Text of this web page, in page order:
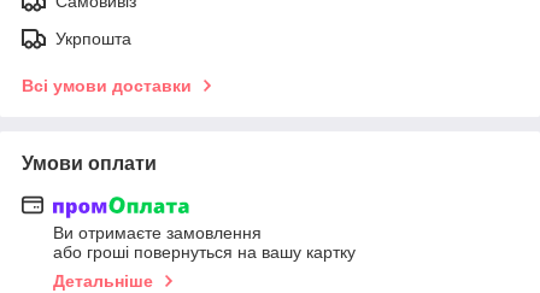
Укрпошта
Всі умови доставки
Умови оплати
Ви отримаєте замовлення
або гроші повернуться на вашу картку
Детальніше